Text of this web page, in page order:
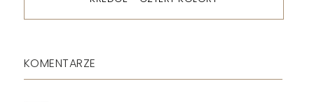
KOMENTARZE